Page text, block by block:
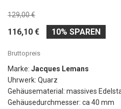
129,00 €
116,10 € 10% SPAREN
Bruttopreis
Marke: Jacques Lemans
Uhrwerk: Quarz
Gehäusematerial: massives
Gehäusedurchmesser: ca 40 mm